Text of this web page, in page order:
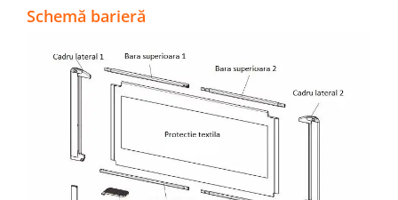
Schemă barieră